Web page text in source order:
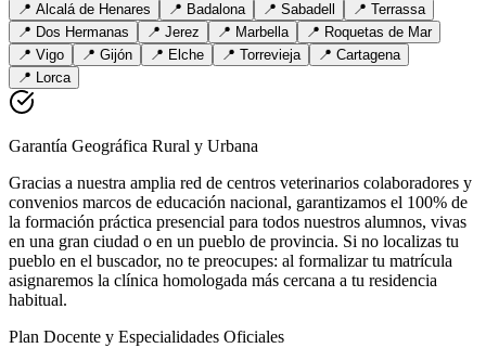
📍 Alcalá de Henares 📍 Badalona 📍 Sabadell 📍 Terrassa
📍 Dos Hermanas 📍 Jerez 📍 Marbella 📍 Roquetas de Mar
📍 Vigo 📍 Gijón 📍 Elche 📍 Torrevieja 📍 Cartagena
📍 Lorca
Garantía Geográfica Rural y Urbana
Gracias a nuestra amplia red de centros veterinarios colaboradores y
convenios marcos de educación nacional, garantizamos el 100% de
la formación práctica presencial para todos nuestros alumnos, vivas
en una gran ciudad o en un pueblo de provincia. Si no localizas tu
pueblo en el buscador, no te preocupes: al formalizar tu matrícula
asignaremos la clínica homologada más cercana a tu residencia
habitual.
Plan Docente y Especialidades Oficiales